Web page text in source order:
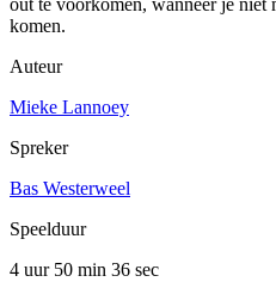
komen.
Auteur
Mieke Lannoey
Spreker
Bas Westerweel
Speelduur
4 uur 50 min 36 sec